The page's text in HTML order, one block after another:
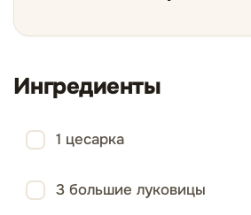
Ингредиенты
1 цесарка
3 большие луковицы